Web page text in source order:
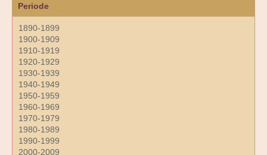
Periode
1890-1899
1900-1909
1910-1919
1920-1929
1930-1939
1940-1949
1950-1959
1960-1969
1970-1979
1980-1989
1990-1999
2000-2009